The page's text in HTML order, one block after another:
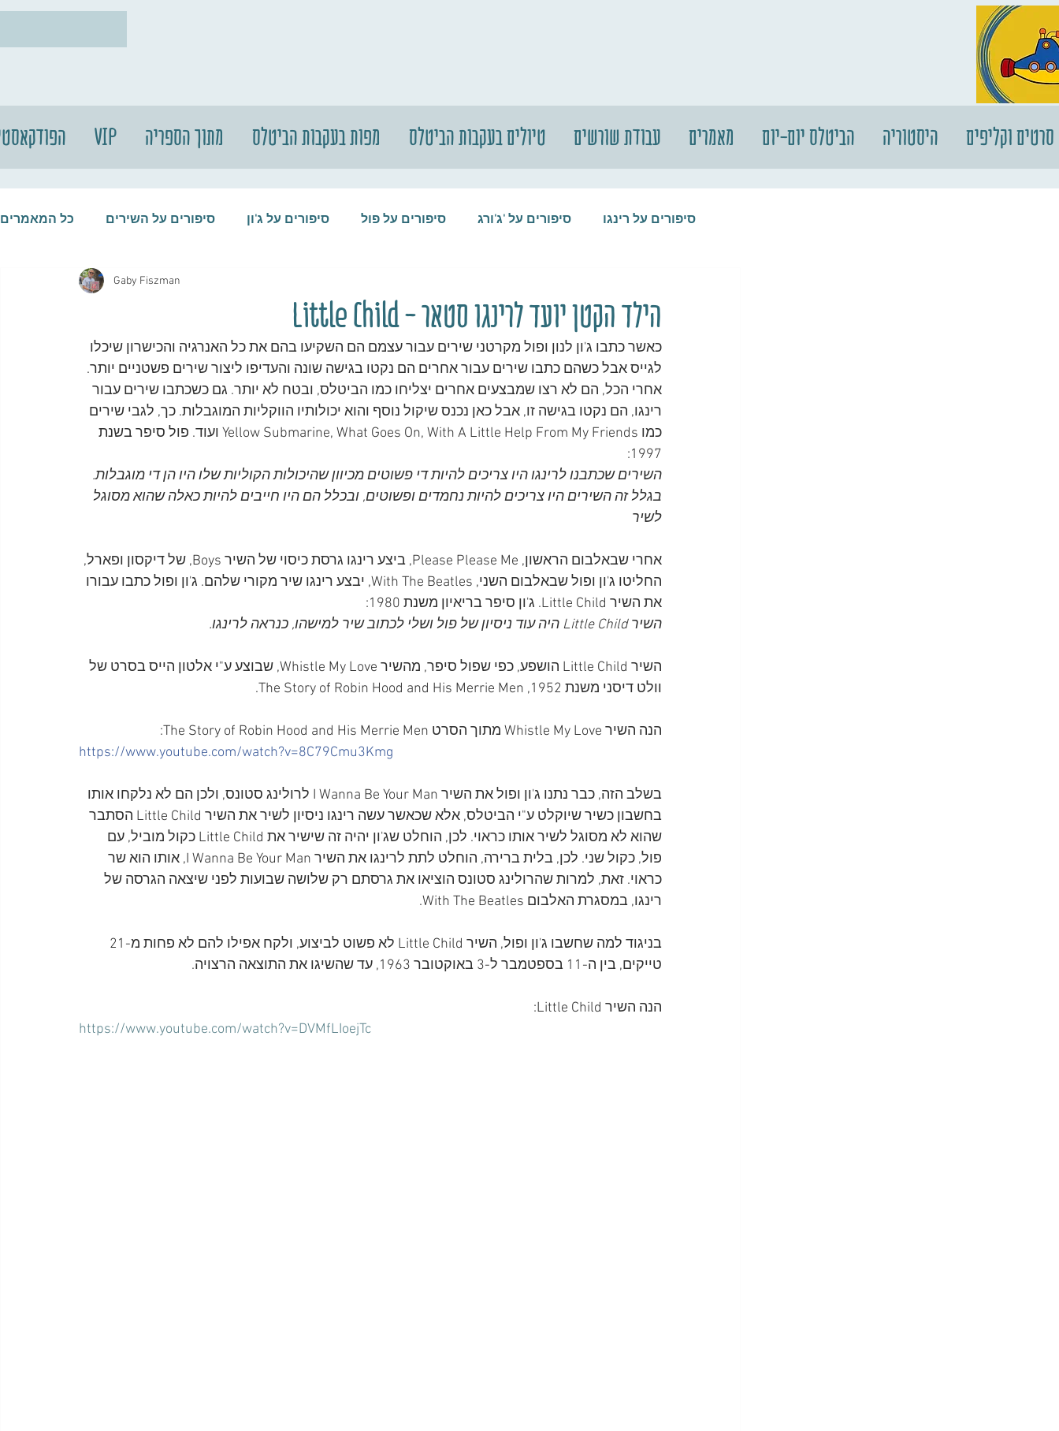
VIP מתוך הספריה מפות בעקבות הביטלס טיולים בעקבות הביטלס עבודת שורשים מאמרים הביטלס יום-יום היסטוריה סרטים וקליפים
כל המאמרים סיפורים על השירים סיפורים על ג'ון סיפורים על פול סיפורים על 'ג'ורג סיפורים על רינגו
סיפורים על הביטלס סיפורים על התקליטים
הילד הקטן יועד לרינגו סטאר - Little Child
Gaby Fiszman
כאשר כתבו ג'ון לנון ופול מקרטני שירים עבור עצמם הם השקיעו בהם את כל האנרגיה והכישרון שיכלו
לגייס אבל כשהם כתבו שירים עבור אחרים הם נקטו בגישה שונה והעדיפו ליצור שירים פשטניים יותר.
אחרי הכל, הם לא רצו שמבצעים אחרים יצליחו כמו הביטלס, ובטח לא יותר. גם כשכתבו שירים עבור
רינגו, הם נקטו בגישה זו, אבל כאן נכנס שיקול נוסף והוא יכולותיו הווקליות המוגבלות. כך, לגבי שירים
כמו Yellow Submarine, What Goes On, With A Little Help From My Friends ועוד. פול סיפר בשנת
1997:
השירים שכתבנו לרינגו היו צריכים להיות די פשוטים מכיוון שהיכולות הקוליות שלו היו הן די מוגבלות.
בגלל זה השירים היו צריכים להיות נחמדים ופשוטים, ובכלל הם היו חייבים להיות כאלה שהוא מסוגל
לשיר
אחרי שבאלבום הראשון, Please Please Me, ביצע רינגו גרסת כיסוי של השיר Boys, של דיקסון ופארל,
החליטו ג'ון ופול שבאלבום השני, With The Beatles, יבצע רינגו שיר מקורי שלהם. ג'ון ופול כתבו עבורו
את השיר Little Child. ג'ון סיפר בריאיון משנת 1980:
השיר Little Child היה עוד ניסיון של פול ושלי לכתוב שיר למישהו, כנראה לרינגו.
השיר Little Child הושפע, כפי שפול סיפר, מהשיר Whistle My Love, שבוצע ע"י אלטון הייס בסרט של
וולט דיסני משנת 1952, The Story of Robin Hood and His Merrie Men.
הנה השיר Whistle My Love מתוך הסרט The Story of Robin Hood and His Merrie Men:
https://www.youtube.com/watch?v=8C79Cmu3Kmg
בשלב הזה, כבר נתנו ג'ון ופול את השיר I Wanna Be Your Man לרולינג סטונס, ולכן הם לא נלקחו אותו
בחשבון כשיר שיוקלט ע"י הביטלס, אלא שכאשר עשה רינגו ניסיון לשיר את השיר Little Child הסתבר
שהוא לא מסוגל לשיר אותו כראוי. לכן, הוחלט שג'ון יהיה זה שישיר את Little Child כקול מוביל, עם
פול, כקול שני. לכן, בלית ברירה, הוחלט לתת לרינגו את השיר I Wanna Be Your Man, אותו הוא שר
כראוי. זאת, למרות שהרולינג סטונס הוציאו את גרסתם רק שלושה שבועות לפני שיצאה הגרסה של
רינגו, במסגרת האלבום With The Beatles.
טייקים, בין ה-11 בספטמבר ל-3 באוקטובר 1963, עד שהשיגו את התוצאה הרצויה.
הנה השיר Little Child:
https://www.youtube.com/watch?v=DVMfLIoejTc